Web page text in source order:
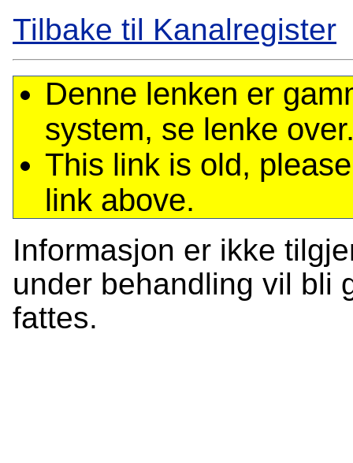
Tilbake til Kanalregister
Denne lenken er
system, se lenke
This link is old,
link above.
Informasjon er ikke
under behandling vil bli
fattes.